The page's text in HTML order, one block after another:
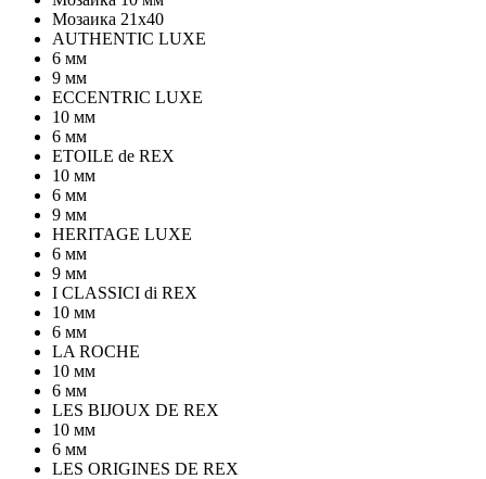
Мозаика 21х40
AUTHENTIC LUXE
6 мм
9 мм
ECCENTRIC LUXE
10 мм
6 мм
ETOILE de REX
10 мм
6 мм
9 мм
HERITAGE LUXE
6 мм
9 мм
I CLASSICI di REX
10 мм
6 мм
LA ROCHE
10 мм
6 мм
LES BIJOUX DE REX
10 мм
6 мм
LES ORIGINES DE REX